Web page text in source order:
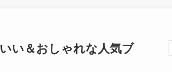
い＆おしゃれな人気ブ